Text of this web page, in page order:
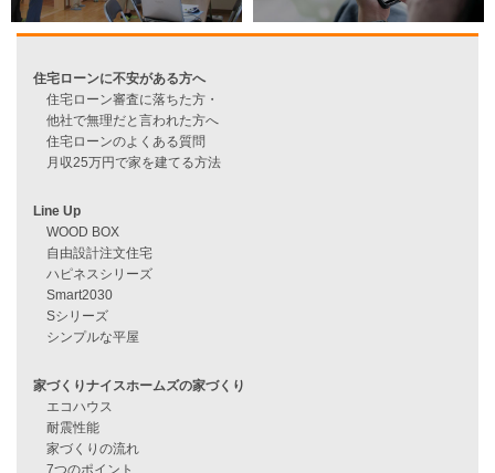
子育て中も将来も住みやすい平屋
資料請求